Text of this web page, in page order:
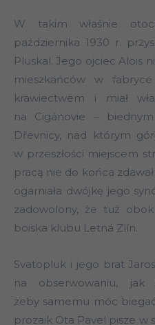
W takim właśnie
października 1930 r.
Pluskal. Jego ojciec Alois
mieszkańców w
krawiectwem i miał
na Cigánovie –
Dřevnicy, nad którym
w przeszłości miejscem
pracą nie do końca
ogarniała dwójkę jego
zadowolony, że tuż
boiska klubu Letná Zlín.
Svatopluk i jego brat
na obserwowaniu,
żeby samemu móc
prozaik Ota Pavel pisze w